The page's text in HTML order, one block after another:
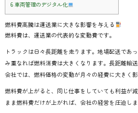
6車両管理のデジタル化
燃料費高騰は運送業に大きな影響を与える
燃料費は、運送業の代表的な変動費です。
トラックは日々長距離を走ります。地場配送であ
み重なれば燃料消費は大きくなります。長距離輸
会社では、燃料価格の変動が月々の経費に大きく影
燃料費が上がると、同じ仕事をしていても利益が
まま燃料費だけが上がれば、会社の経営を圧迫しま